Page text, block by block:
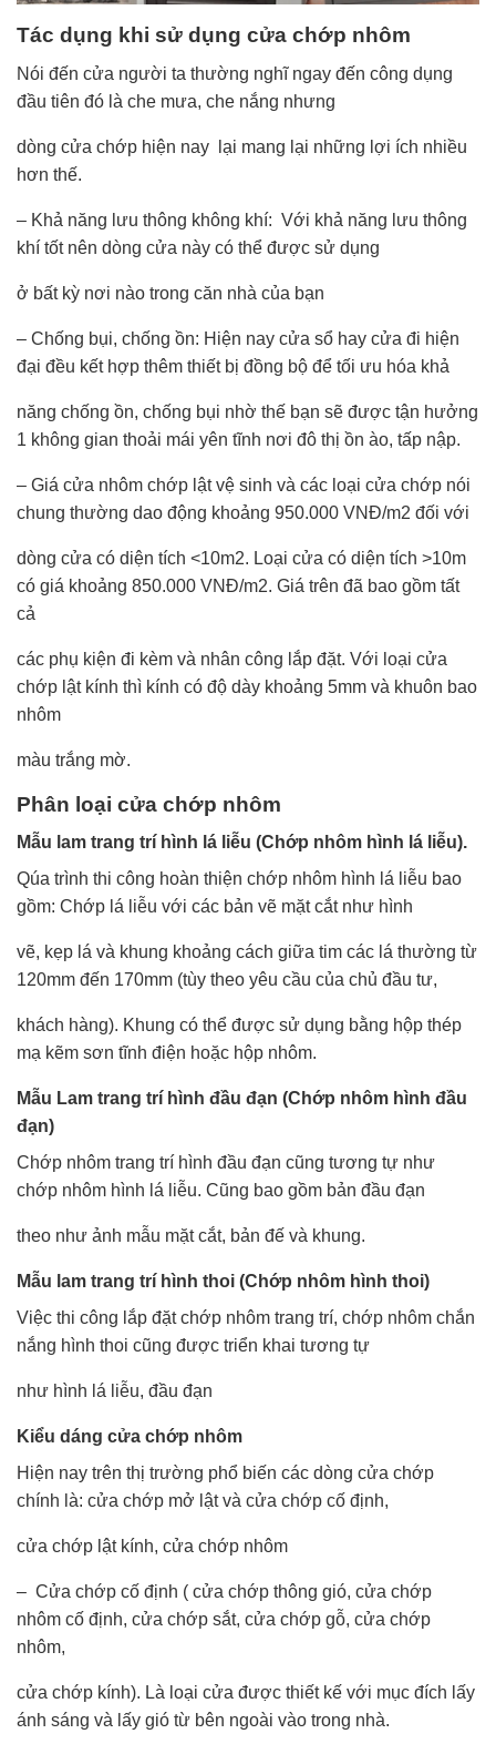
Tác dụng khi sử dụng cửa chớp nhôm
Nói đến cửa người ta thường nghĩ ngay đến công dụng
đầu tiên đó là che mưa, che nắng nhưng
dòng cửa chớp hiện nay lại mang lại những lợi ích nhiều
hơn thế.
– Khả năng lưu thông không khí: Với khả năng lưu thông
khí tốt nên dòng cửa này có thể được sử dụng
ở bất kỳ nơi nào trong căn nhà của bạn
– Chống bụi, chống ồn: Hiện nay cửa sổ hay cửa đi hiện
đại đều kết hợp thêm thiết bị đồng bộ để tối ưu hóa khả
năng chống ồn, chống bụi nhờ thế bạn sẽ được tận hưởng
1 không gian thoải mái yên tĩnh nơi đô thị ồn ào, tấp nập.
– Giá cửa nhôm chớp lật vệ sinh và các loại cửa chớp nói
chung thường dao động khoảng 950.000 VNĐ/m2 đối với
dòng cửa có diện tích <10m2. Loại cửa có diện tích >10m
có giá khoảng 850.000 VNĐ/m2. Giá trên đã bao gồm tất
cả
các phụ kiện đi kèm và nhân công lắp đặt. Với loại cửa
chớp lật kính thì kính có độ dày khoảng 5mm và khuôn bao
nhôm
màu trắng mờ.
Phân loại cửa chớp nhôm
Mẫu lam trang trí hình lá liễu (Chớp nhôm hình lá liễu).
Qúa trình thi công hoàn thiện chớp nhôm hình lá liễu bao
gồm: Chớp lá liễu với các bản vẽ mặt cắt như hình
vẽ, kẹp lá và khung khoảng cách giữa tim các lá thường từ
120mm đến 170mm (tùy theo yêu cầu của chủ đầu tư,
khách hàng). Khung có thể được sử dụng bằng hộp thép
mạ kẽm sơn tĩnh điện hoặc hộp nhôm.
Mẫu Lam trang trí hình đầu đạn (Chớp nhôm hình đầu
đạn)
Chớp nhôm trang trí hình đầu đạn cũng tương tự như
chớp nhôm hình lá liễu. Cũng bao gồm bản đầu đạn
theo như ảnh mẫu mặt cắt, bản đế và khung.
Mẫu lam trang trí hình thoi (Chớp nhôm hình thoi)
Việc thi công lắp đặt chớp nhôm trang trí, chớp nhôm chắn
nắng hình thoi cũng được triển khai tương tự
như hình lá liễu, đầu đạn
Kiểu dáng cửa chớp nhôm
Hiện nay trên thị trường phổ biến các dòng cửa chớp
chính là: cửa chớp mở lật và cửa chớp cố định,
cửa chớp lật kính, cửa chớp nhôm
– Cửa chớp cố định ( cửa chớp thông gió, cửa chớp
nhôm cố định, cửa chớp sắt, cửa chớp gỗ, cửa chớp
nhôm,
cửa chớp kính). Là loại cửa được thiết kế với mục đích lấy
ánh sáng và lấy gió từ bên ngoài vào trong nhà.